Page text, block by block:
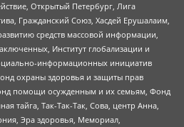
Открытый Петербург, Лига
Гражданский Союз, Хасдей Ерушалаим,
средств массовой информации,
Институт глобализации и
информационных инициатив
охраны здоровья и защиты прав
помощи осужденным и их семьям, Фонд
тайга, Так-Так-Так, Сова, центр Анна,
Эра здоровья, Мемориал,